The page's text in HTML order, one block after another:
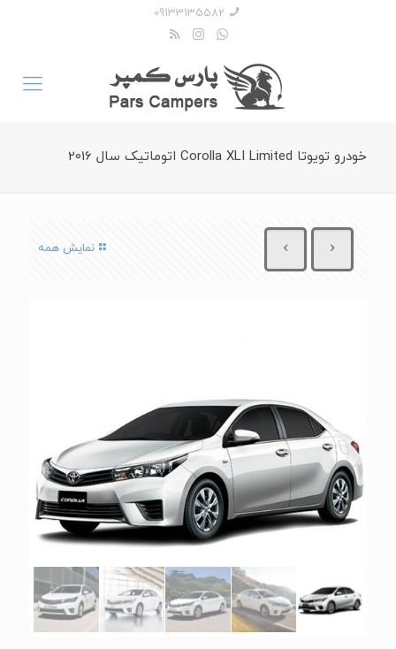
09133135582
خودرو تویوتا Corolla XLI Limited اتوماتیک سال 2016
نمایش همه